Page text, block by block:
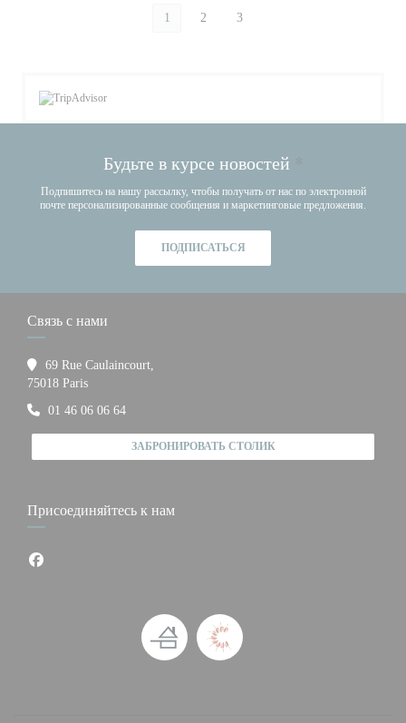
1 2 3
Будьте в курсе новостей *
Подпишитесь на нашу рассылку, чтобы получать от нас по электронной
почте персонализированные сообщения и маркетинговые предложения.
ПОДПИСАТЬСЯ
Связь с нами
69 Rue Caulaincourt,
75018 Paris((открывается в новом окне))
01 46 06 06 64
ЗАБРОНИРОВАТЬ СТОЛИК
Присоединяйтесь к нам
Facebook ((открывается в новом окне))